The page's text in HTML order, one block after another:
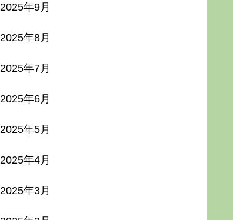
2025年9月
2025年8月
2025年7月
2025年6月
2025年5月
2025年4月
2025年3月